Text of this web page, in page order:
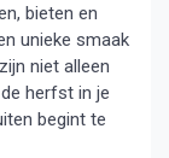
bieten en
unieke smaak
niet alleen
herfst in je
begint te